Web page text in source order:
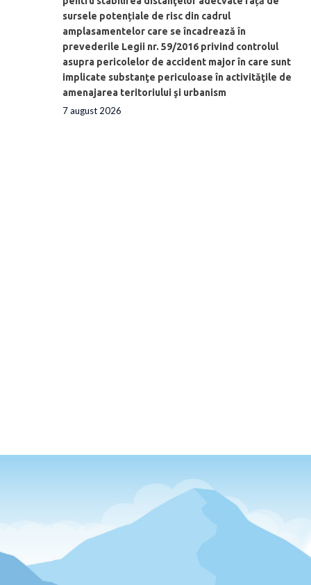
sursele potențiale de risc din cadrul
amplasamentelor care se încadrează în
prevederile Legii nr. 59/2016 privind controlul
asupra pericolelor de accident major în care sunt
implicate substanţe periculoase în activităţile de
amenajarea teritoriului şi urbanism
7 august 2026